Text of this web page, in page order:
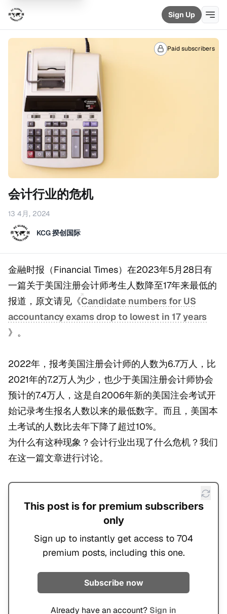
Sign Up
Paid subscribers
会计行业的危机
13 4月, 2024
KCG 揆创国际
金融时报（Financial Times）在2023年5月28日有
一篇关于美国注册会计师考生人数降至17年来最低的
报道，原文请见《Candidate numbers for US
accountancy exams drop to lowest in 17 years
》。
2022年，报考美国注册会计师的人数为6.7万人，比
2021年的7.2万人为少，也少于美国注册会计师协会
预计的7.4万人，这是自2006年新的美国注会考试开
始记录考生报名人数以来的最低数字。而且，美国本
土考试的人数比去年下降了超过10%。
为什么有这种现象？会计行业出现了什么危机？我们
在这一篇文章进行讨论。
This post is for premium subscribers
only
Sign up to instantly get access to 704
premium posts, including this one.
Subscribe now
Already have an account? Sign in